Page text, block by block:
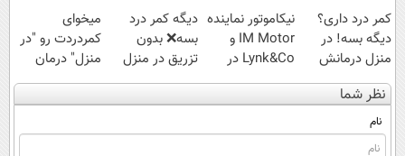
کمر درد داری؟
دیگه بسه! در
منزل درمانش
کن
(◀پرسش‌نامه)
نیکاموتور نماینده
IM Motor و
Lynk&Co در
ایران
دیگه کمر درد
بسه❌ بدون
تزریق در منزل
درمانش کن✅
◀پرسش‌نامه پر
میخوای
کمردردت رو "در
منزل" درمان
کنی؟ (◂فیلم +
◂پرسش‌نامه)
نظر شما
نام